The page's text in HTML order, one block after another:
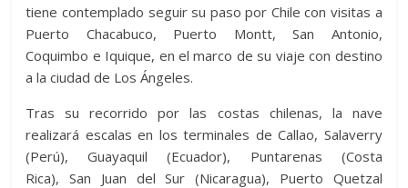
tiene contemplado seguir su paso por Chile con visitas a
Puerto Chacabuco, Puerto Montt, San Antonio,
Coquimbo e Iquique, en el marco de su viaje con destino
a la ciudad de Los Ángeles.
Tras su recorrido por las costas chilenas, la nave
realizará escalas en los terminales de Callao, Salaverry
(Perú), Guayaquil (Ecuador), Puntarenas (Costa
Rica), San Juan del Sur (Nicaragua), Puerto Quetzal